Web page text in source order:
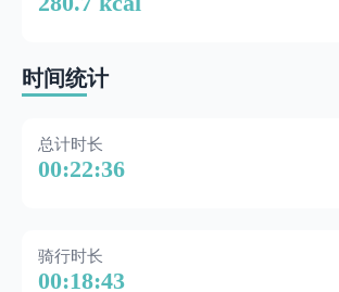
时间统计
总计时长
00:22:36
骑行时长
00:18:43